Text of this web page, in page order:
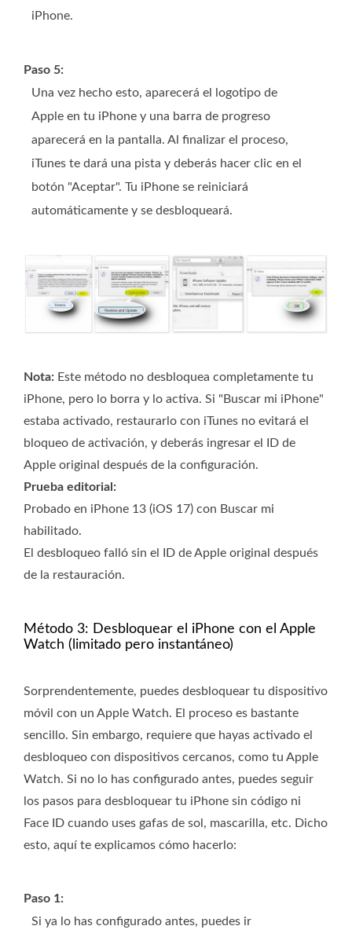
iPhone.
Paso 5:
Una vez hecho esto, aparecerá el logotipo de
Apple en tu iPhone y una barra de progreso
aparecerá en la pantalla. Al finalizar el proceso,
iTunes te dará una pista y deberás hacer clic en el
botón "Aceptar". Tu iPhone se reiniciará
automáticamente y se desbloqueará.
Nota: Este método no desbloquea completamente tu
iPhone, pero lo borra y lo activa. Si "Buscar mi iPhone"
estaba activado, restaurarlo con iTunes no evitará el
bloqueo de activación, y deberás ingresar el ID de
Apple original después de la configuración.
Prueba editorial:
Probado en iPhone 13 (iOS 17) con Buscar mi
habilitado.
El desbloqueo falló sin el ID de Apple original después
de la restauración.
Método 3: Desbloquear el iPhone con el Apple
Watch (limitado pero instantáneo)
Sorprendentemente, puedes desbloquear tu dispositivo
móvil con un Apple Watch. El proceso es bastante
sencillo. Sin embargo, requiere que hayas activado el
desbloqueo con dispositivos cercanos, como tu Apple
Watch. Si no lo has configurado antes, puedes seguir
los pasos para desbloquear tu iPhone sin código ni
Face ID cuando uses gafas de sol, mascarilla, etc. Dicho
esto, aquí te explicamos cómo hacerlo:
Paso 1:
Si ya lo has configurado antes, puedes ir